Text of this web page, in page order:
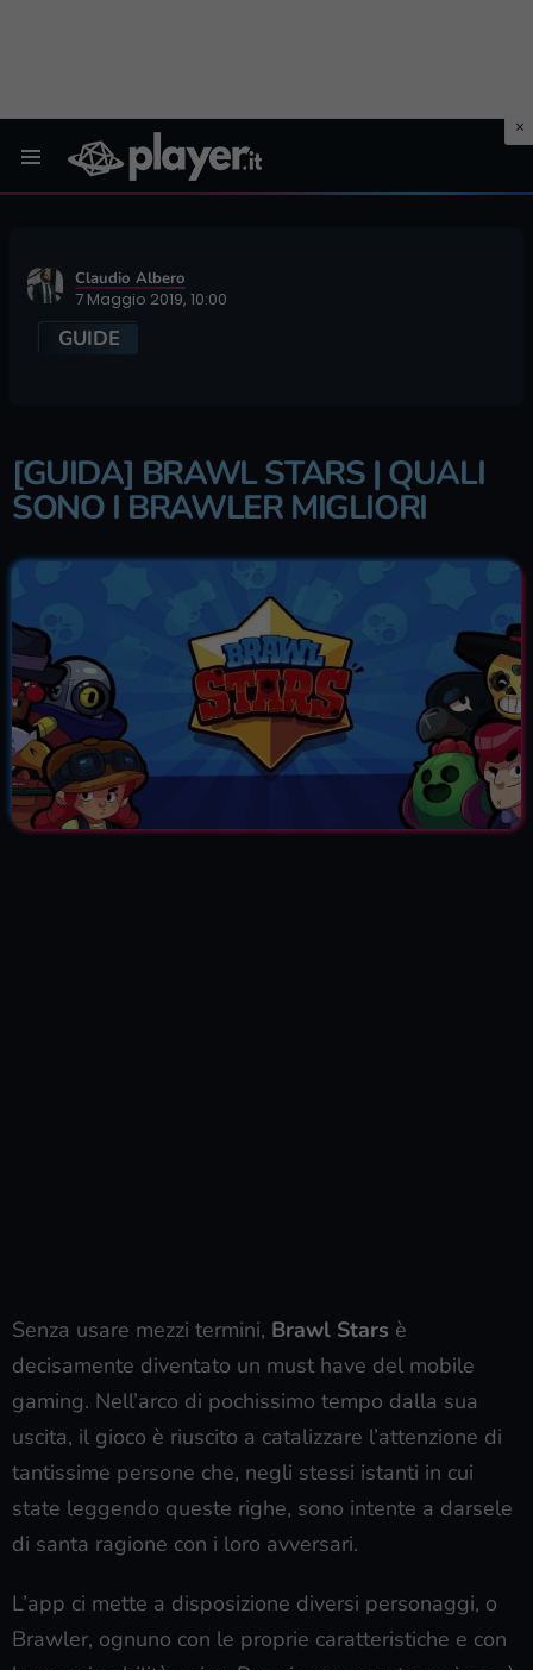
Claudio Albero
7 Maggio 2019, 10:00
GUIDE
[GUIDA] BRAWL STARS | QUALI
SONO I BRAWLER MIGLIORI
Senza usare mezzi termini, Brawl Stars è
decisamente diventato un must have del mobile
gaming. Nell’arco di pochissimo tempo dalla sua
uscita, il gioco è riuscito a catalizzare l’attenzione di
tantissime persone che, negli stessi istanti in cui
state leggendo queste righe, sono intente a darsele
di santa ragione con i loro avversari.
L’app ci mette a disposizione diversi personaggi, o
Brawler, ognuno con le proprie caratteristiche e con